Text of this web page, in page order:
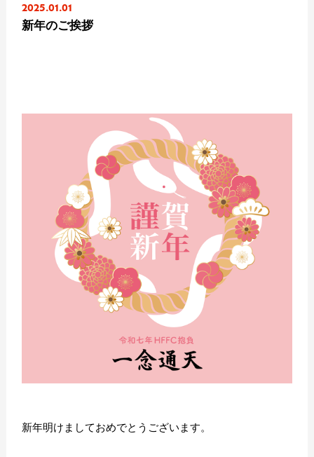
2025.01.01
新年のご挨拶
新年明けましておめでとうございます。